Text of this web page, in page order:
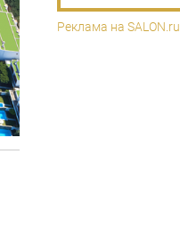
Реклама на SALON.ru